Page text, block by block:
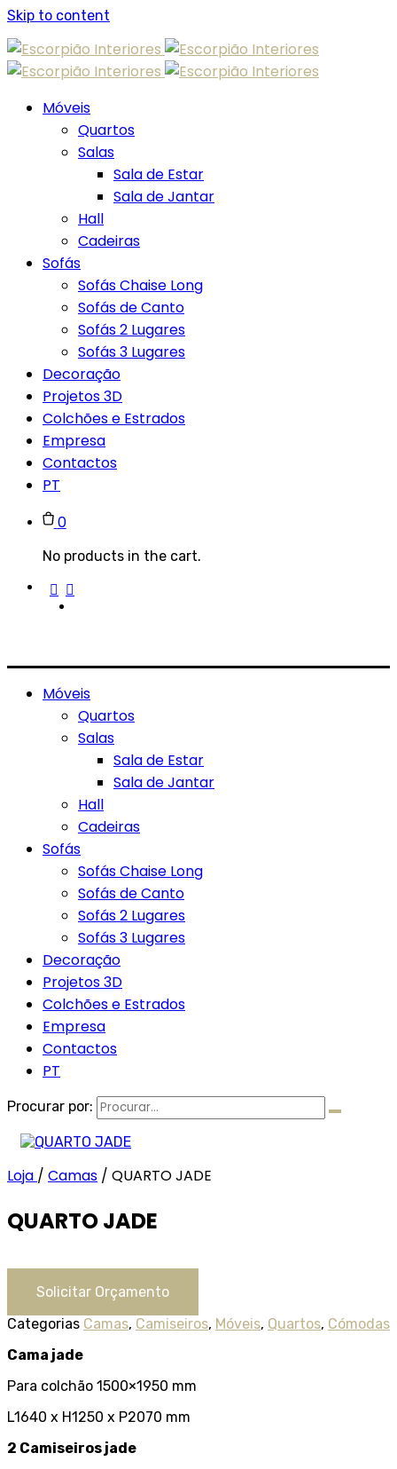
Skip to content
Móveis
Quartos
Salas
Sala de Estar
Sala de Jantar
Hall
Cadeiras
Sofás
Sofás Chaise Long
Sofás de Canto
Sofás 2 Lugares
Sofás 3 Lugares
Decoração
Projetos 3D
Colchões e Estrados
Empresa
Contactos
PT
0
No products in the cart.
Móveis
Quartos
Salas
Sala de Estar
Sala de Jantar
Hall
Cadeiras
Sofás
Sofás Chaise Long
Sofás de Canto
Sofás 2 Lugares
Sofás 3 Lugares
Decoração
Projetos 3D
Colchões e Estrados
Empresa
Contactos
PT
Procurar por:
Loja / Camas / QUARTO JADE
QUARTO JADE
Solicitar Orçamento
Categorias Camas, Camiseiros, Móveis, Quartos, Cómodas
Cama jade
Para colchão 1500×1950 mm
L1640 x H1250 x P2070 mm
2 Camiseiros jade